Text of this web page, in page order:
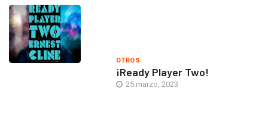
OTROS
¡Ready Player Two!
25 marzo, 2023